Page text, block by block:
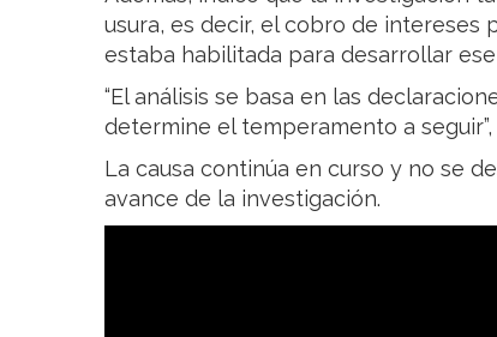
usura, es decir, el cobro de
estaba habilitada para desarrollar
“El análisis se basa en las
determine el temperamento a
La causa continúa en curso y no se
avance de la investigación.